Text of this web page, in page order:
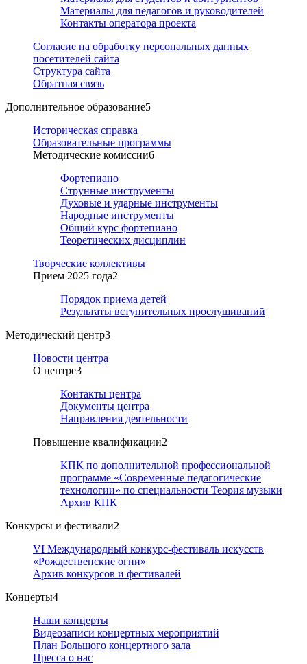
Материалы для педагогов и руководителей
Контакты оператора проекта
Согласие на обработку персональных данных
посетителей сайта
Структура сайта
Обратная связь
Дополнительное образование5
Историческая справка
Образовательные программы
Методические комиссии6
Фортепиано
Струнные инструменты
Духовые и ударные инструменты
Народные инструменты
Общий курс фортепиано
Теоретических дисциплин
Творческие коллективы
Прием 2025 года2
Порядок приема детей
Результаты вступительных прослушиваний
Методический центр3
Новости центра
О центре3
Контакты центра
Документы центра
Направления деятельности
Повышение квалификации2
КПК по дополнительной профессиональной
программе «Современные педагогические
технологии» по специальности Теория музыки
Архив КПК
Конкурсы и фестивали2
VI Международный конкурс-фестиваль искусств
«Рождественские огни»
Архив конкурсов и фестивалей
Концерты4
Наши концерты
Видеозаписи концертных мероприятий
План Большого концертного зала
Пресса о нас